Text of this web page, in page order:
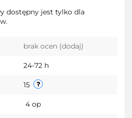
dostępny jest tylko dla
brak ocen (dodaj)
24-72 h
15
4 op